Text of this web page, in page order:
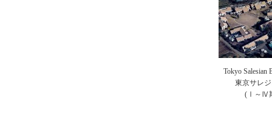
Tokyo Salesian
東京サレ
(Ⅰ～Ⅳ